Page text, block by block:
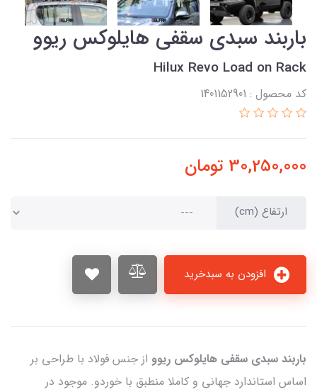
باربند سبدی سقفی هایلوکس ریوو
Hilux Revo Load on Rack
کد محصول : 1401152901
30,250,000 تومان
ارتفاع (cm)
باربند سبدی سقفی هایلوکس ریوو از جنس فولاد با طراحی بر
اساس استاندارد جهانی و کاملا منطبق با خوردو. موجود در